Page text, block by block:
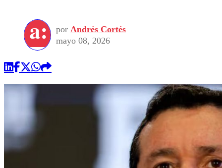
Universidad Católica
Universidad de Chile
Política
Sustentabilidad
Comercial
por Andrés Cortés
mayo 08, 2026